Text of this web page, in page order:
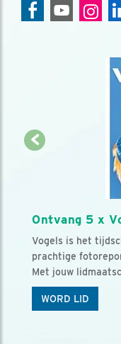
Ontvang 5 x
Vogels is het
prachtige
Met jouw
WORD LID